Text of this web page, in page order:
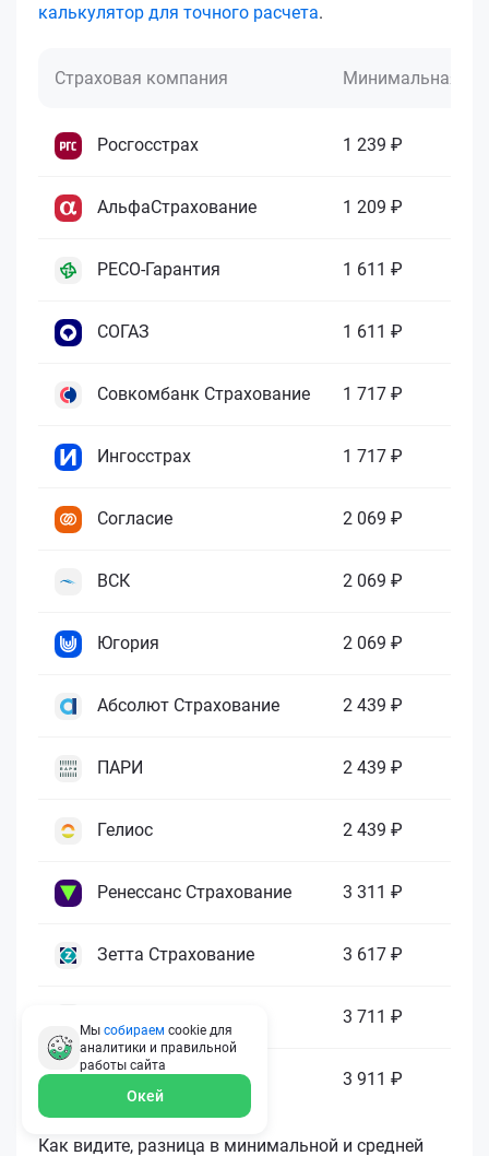
калькулятор для точного расчета.
Страховая компания Минимальная
Росгосстрах 1 239 ₽
АльфаСтрахование 1 209 ₽
РЕСО-Гарантия 1 611 ₽
СОГАЗ 1 611 ₽
Совкомбанк Страхование 1 717 ₽
Ингосстрах 1 717 ₽
Согласие 2 069 ₽
ВСК 2 069 ₽
Югория 2 069 ₽
Абсолют Страхование 2 439 ₽
ПАРИ 2 439 ₽
Гелиос 2 439 ₽
Ренессанс Страхование 3 311 ₽
Зетта Страхование 3 617 ₽
3 711 ₽
МАКС 3 911 ₽
Как видите, разница в минимальной и средней
Мы собираем cookie для
аналитики и правильной
работы сайта
Окей